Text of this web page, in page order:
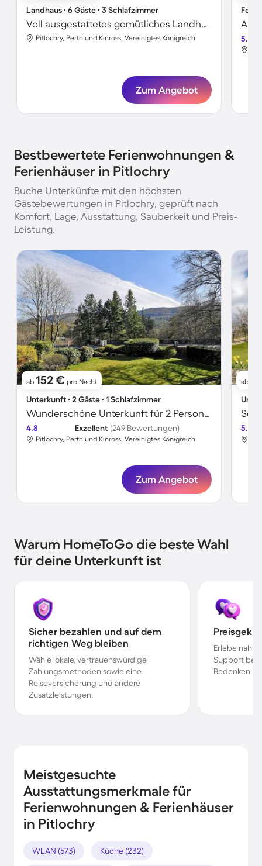
Landhaus ∙ 6 Gäste ∙ 3 Schlafzimmer
Voll ausgestattetes gemütliches Landhaus mit Pool und Garten | Seeblick | Haustiere erlaubt
Pitlochry, Perth und Kinross, Vereinigtes Königreich
Zum Angebot
5.0
Bestbewertete Ferienwohnungen &
Ferienhäuser in Pitlochry
Buche Unterkünfte mit den höchsten
Gästebewertungen in Pitlochry, geprüft nach
Komfort, Lage, Ausstattung, Sauberkeit und Preis-
Leistung.
ab 152 € pro Nacht
Unterkunft ∙ 2 Gäste ∙ 1 Schlafzimmer
Wunderschöne Unterkunft für 2 Personen
4.8 Exzellent (249 Bewertungen)
Pitlochry, Perth und Kinross, Vereinigtes Königreich
Zum Angebot
ab
5.0
Warum HomeToGo die beste Wahl
für deine Unterkunft ist
Sicher bezahlen und auf dem
richtigen Weg bleiben
Wähle lokale, vertrauenswürdige
Zahlungsmethoden sowie eine
Reiseversicherung und andere
Zusatzleistungen.
Erlebe
Support bei
Bedenken.
Meistgesuchte
Ausstattungsmerkmale für
Ferienwohnungen & Ferienhäuser
in Pitlochry
WLAN (573) Küche (232)